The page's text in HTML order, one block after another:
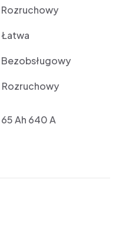
Rozruchowy
Łatwa
Bezobsługowy
Rozruchowy
65 Ah 640 A